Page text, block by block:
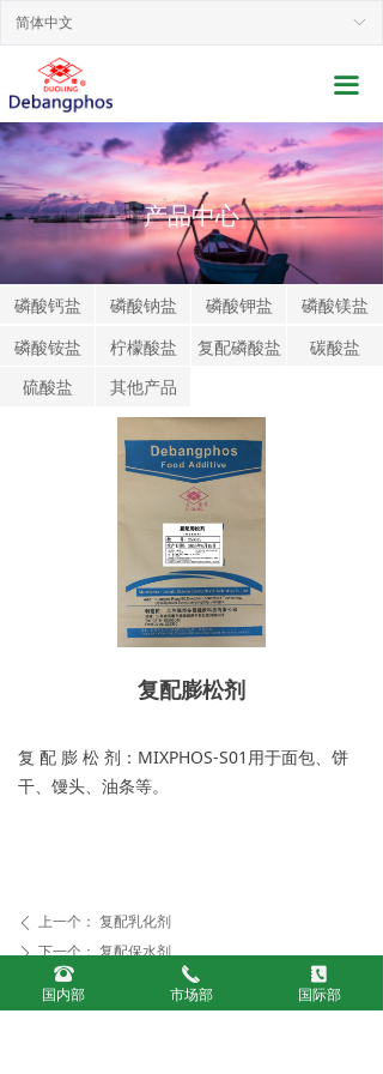
끀
网站首页
关于我们
新闻动态
产品展示
行业应用
联系我们
服务支持
ꀅ
简体中文
复 配 膨 松 剂：MIXPHOS-S01用于面包、饼
干、馒头、油条等。
ꄴ 上一个： 复配乳化剂
ꄲ 下一个：复配保水剂
复配膨松剂
CASES CENTE
产品中心
磷酸钙盐 磷酸钠盐 磷酸钾盐
磷酸镁盐
磷酸铵盐
柠檬酸盐 复配磷酸盐
碳酸盐
硫酸盐
其他产品
뀰
国内部
끅
市场部
끐
国际部